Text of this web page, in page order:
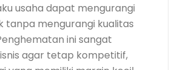
usaha dapat mengurangi
tanpa mengurangi kualitas
ini sangat
agar tetap kompetitif,